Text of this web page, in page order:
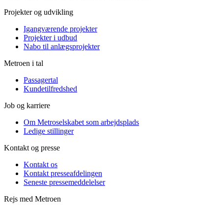
Projekter og udvikling
Igangværende projekter
Projekter i udbud
Nabo til anlægsprojekter
Metroen i tal
Passagertal
Kundetilfredshed
Job og karriere
Om Metroselskabet som arbejdsplads
Ledige stillinger
Kontakt og presse
Kontakt os
Kontakt presseafdelingen
Seneste pressemeddelelser
Rejs med Metroen